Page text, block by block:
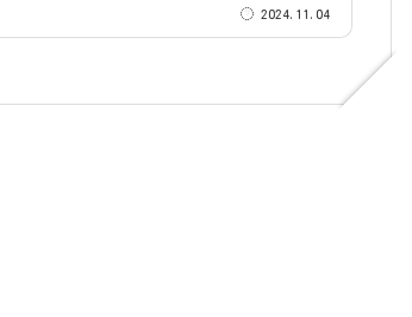
2024.11.04